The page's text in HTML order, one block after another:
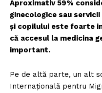
Aproximativ 59%
ginecologice sau
și copilului este foarte
că accesul la medicina
important.
Pe de altă parte, un alt
Internațională pentru